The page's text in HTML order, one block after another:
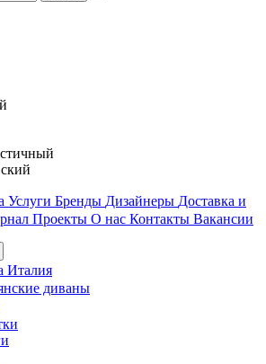
Услуги Бренды Дизайнеры Доставка и
Проекты О нас Контакты Вакансии
Италия
диваны